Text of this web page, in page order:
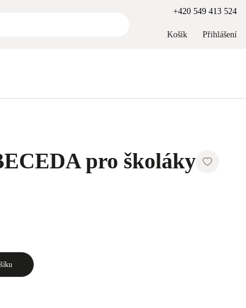
+420 549 413 524
Košík Přihlášení
pro školáky